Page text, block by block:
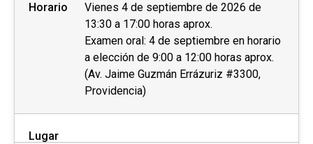
Horario
Vienes 4 de septiembre de 2026 de
13:30 a 17:00 horas aprox.
Examen oral: 4 de septiembre en horario
a elección de 9:00 a 12:00 horas aprox.
(Av. Jaime Guzmán Errázuriz #3300,
Providencia)
Lugar